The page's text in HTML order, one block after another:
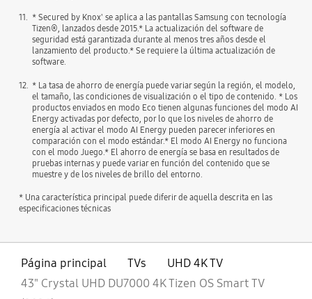
11. * Secured by Knox' se aplica a las pantallas Samsung con tecnología
Tizen®, lanzados desde 2015.* La actualización del software de
seguridad está garantizada durante al menos tres años desde el
lanzamiento del producto.* Se requiere la última actualización de
software.
12. * La tasa de ahorro de energía puede variar según la región, el modelo,
el tamaño, las condiciones de visualización o el tipo de contenido. * Los
productos enviados en modo Eco tienen algunas funciones del modo AI
Energy activadas por defecto, por lo que los niveles de ahorro de
energía al activar el modo AI Energy pueden parecer inferiores en
comparación con el modo estándar.* El modo AI Energy no funciona
con el modo Juego.* El ahorro de energía se basa en resultados de
pruebas internas y puede variar en función del contenido que se
muestre y de los niveles de brillo del entorno.
* Una característica principal puede diferir de aquella descrita en las
especificaciones técnicas
Página principal TVs
UHD 4K TV
43" Crystal UHD DU7000 4K Tizen OS Smart TV